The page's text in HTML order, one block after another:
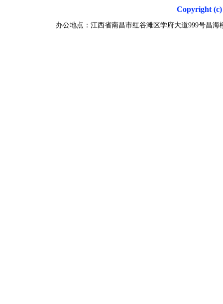
Copyright
办公地点：江西省南昌市红谷滩区学府大道999号昌